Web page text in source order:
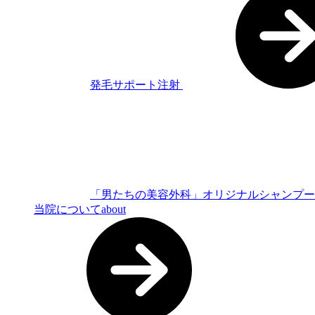
発毛サポート注射
「男たちの美容外科」オリジナルシャンプ
当院についてabout